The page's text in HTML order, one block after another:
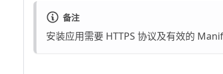
备注
安装应用需要 HTTPS 协议及有效的